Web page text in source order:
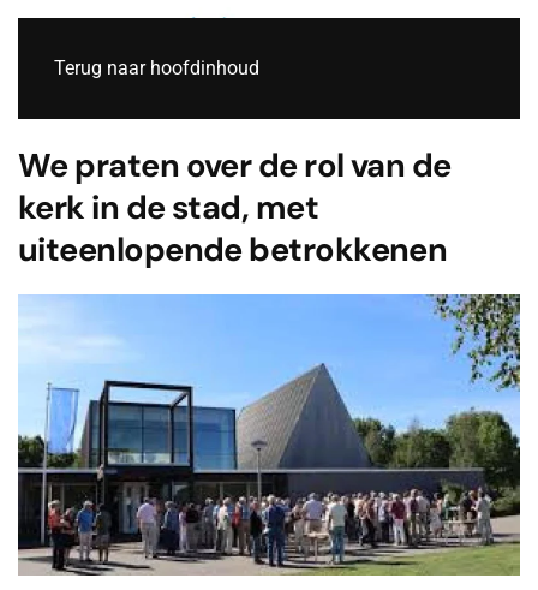
Terug naar hoofdinhoud
We praten over de rol van de
kerk in de stad, met
uiteenlopende betrokkenen